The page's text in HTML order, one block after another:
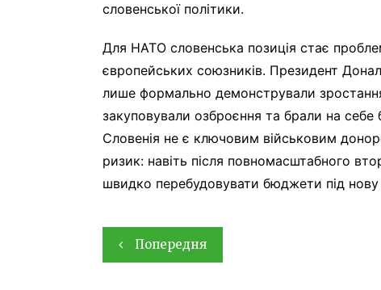
словенської політики.
Для НАТО словенська позиція стає
європейських союзників. Президент
лише формально демонстрували
закуповували озброєння та брали на себе
Словенія не є ключовим військовим
ризик: навіть після повномасштабного
швидко перебудовувати бюджети під нову
Навігація
записів
Попередня